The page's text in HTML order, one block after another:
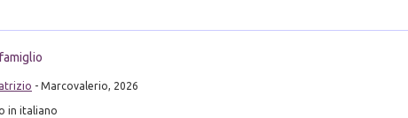
- Marcovalerio, 2026
in italiano